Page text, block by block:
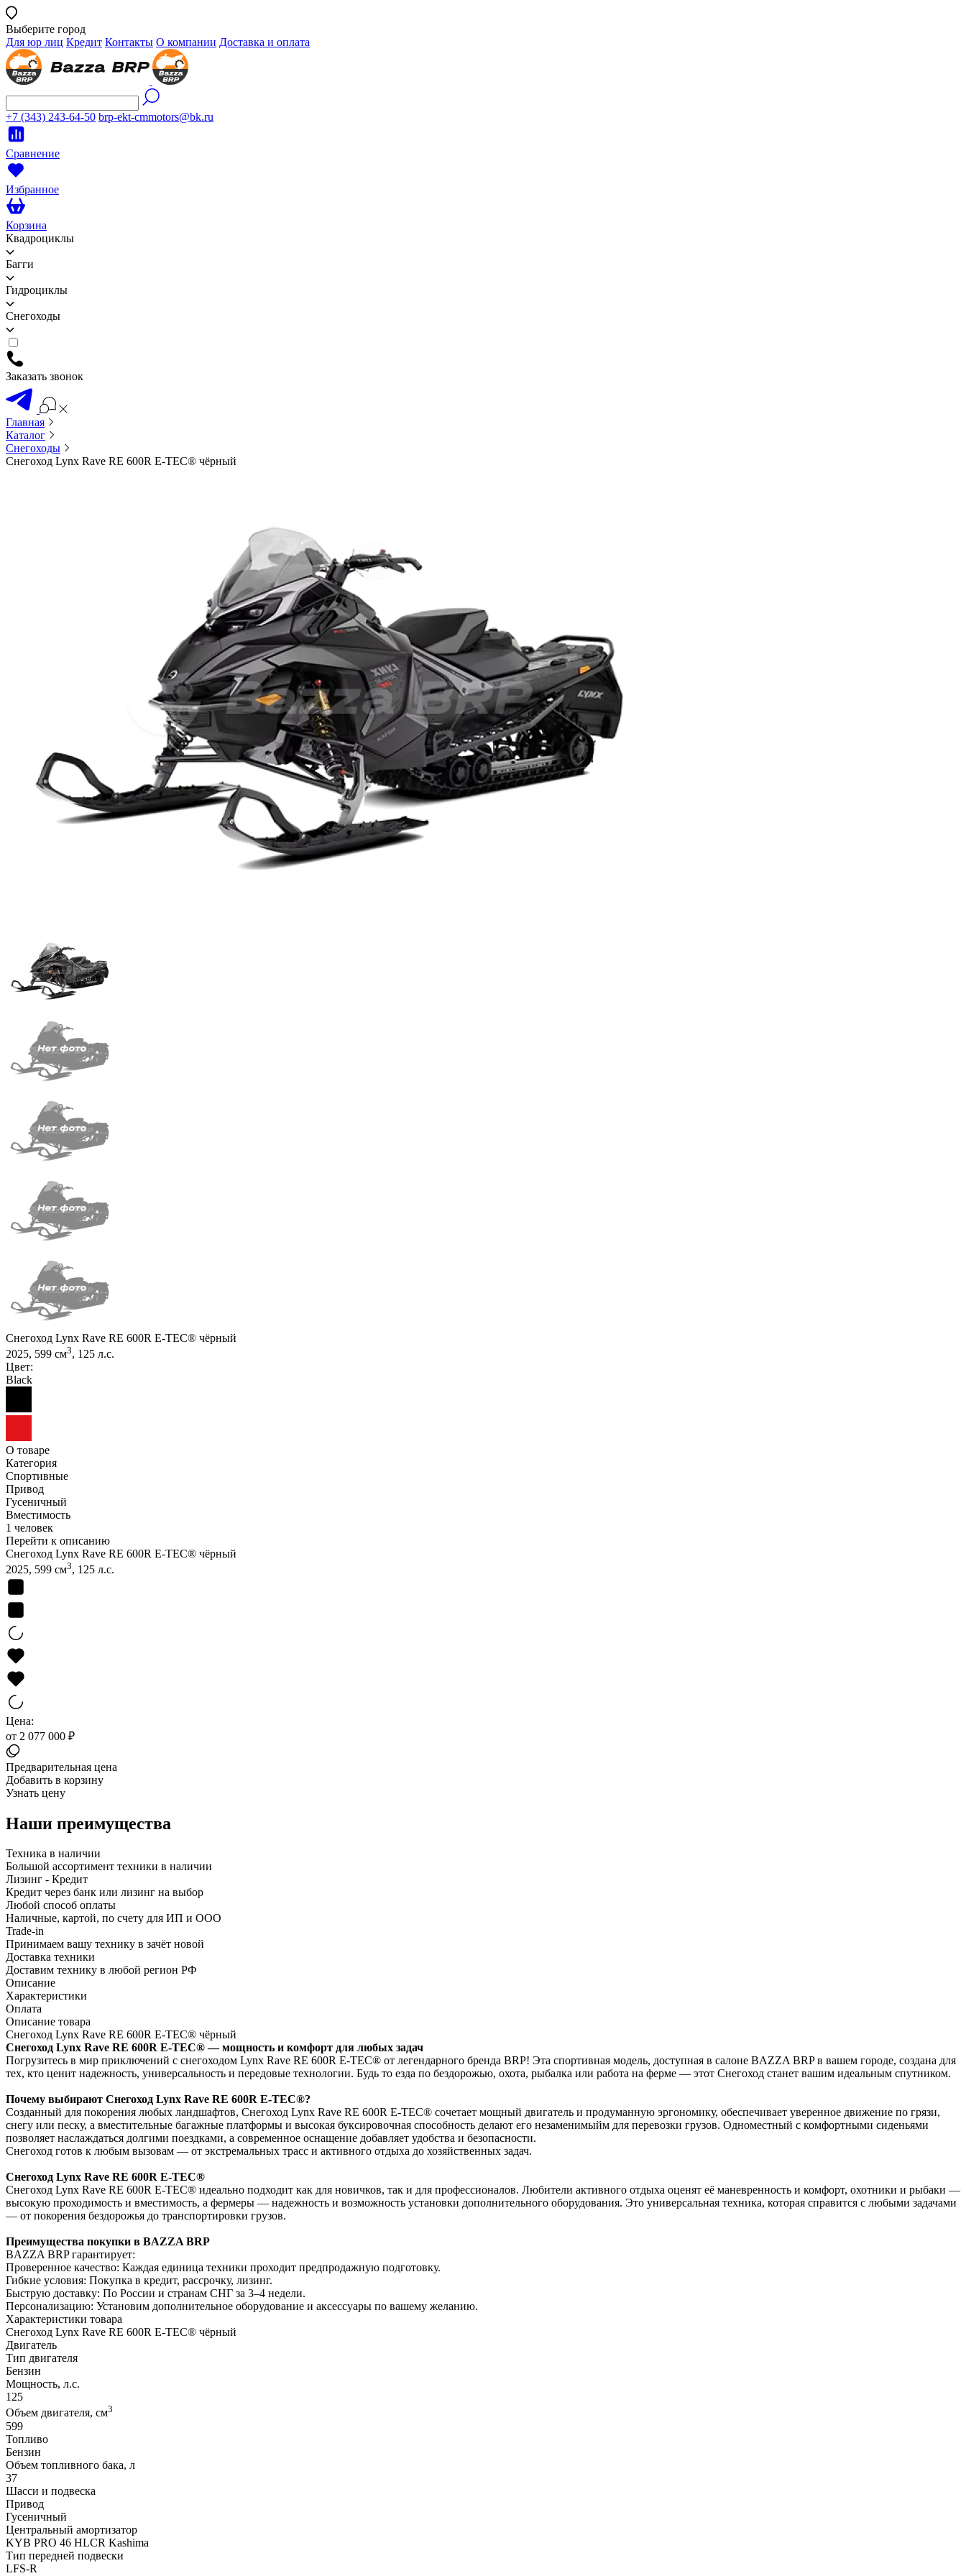
Выберите город
Для юр лиц Кредит Контакты О компании Доставка и оплата
+7 (343) 243-64-50 brp-ekt-cmmotors@bk.ru
Сравнение
Избранное
Корзина
Квадроциклы
Багги
Гидроциклы
Снегоходы
Заказать звонок
Главная
Каталог
Снегоходы
Снегоход Lynx Rave RE 600R E-TEC® чёрный
Снегоход Lynx Rave RE 600R E-TEC® чёрный
2025, 599 см3, 125 л.с.
Цвет:
Black
О товаре
Категория
Спортивные
Привод
Гусеничный
Вместимость
1 человек
Перейти к описанию
Снегоход Lynx Rave RE 600R E-TEC® чёрный
2025, 599 см3, 125 л.с.
Цена:
от 2 077 000 ₽
Предварительная цена
Добавить в корзину
Узнать цену
Наши преимущества
Техника в наличии
Большой ассортимент техники в наличии
Лизинг - Кредит
Кредит через банк или лизинг на выбор
Любой способ оплаты
Наличные, картой, по счету для ИП и ООО
Trade-in
Принимаем вашу технику в зачёт новой
Доставка техники
Доставим технику в любой регион РФ
Описание
Характеристики
Оплата
Описание товара
Снегоход Lynx Rave RE 600R E-TEC® чёрный
Снегоход Lynx Rave RE 600R E-TEC® — мощность и комфорт для любых задач
Погрузитесь в мир приключений с снегоходом Lynx Rave RE 600R E-TEC® от легендарного бренда BRP! Эта спортивная модель, доступная в салоне BAZZA BRP в вашем городе, создана для
тех, кто ценит надежность, универсальность и передовые технологии. Будь то езда по бездорожью, охота, рыбалка или работа на ферме — этот Снегоход станет вашим идеальным спутником.
Почему выбирают Снегоход Lynx Rave RE 600R E-TEC®?
Созданный для покорения любых ландшафтов, Снегоход Lynx Rave RE 600R E-TEC® сочетает мощный двигатель и продуманную эргономику, обеспечивает уверенное движение по грязи,
снегу или песку, а вместительные багажные платформы и высокая буксировочная способность делают его незаменимыйм для перевозки грузов. Одноместный с комфортными сиденьями
позволяет наслаждаться долгими поездками, а современное оснащение добавляет удобства и безопасности.
Снегоход готов к любым вызовам — от экстремальных трасс и активного отдыха до хозяйственных задач.
Снегоход Lynx Rave RE 600R E-TEC®
Снегоход Lynx Rave RE 600R E-TEC® идеально подходит как для новичков, так и для профессионалов. Любители активного отдыха оценят её маневренность и комфорт, охотники и рыбаки —
высокую проходимость и вместимость, а фермеры — надежность и возможность установки дополнительного оборудования. Это универсальная техника, которая справится с любыми задачами
— от покорения бездорожья до транспортировки грузов.
Преимущества покупки в BAZZA BRP
BAZZA BRP гарантирует:
Проверенное качество: Каждая единица техники проходит предпродажную подготовку.
Гибкие условия: Покупка в кредит, рассрочку, лизинг.
Быструю доставку: По России и странам СНГ за 3–4 недели.
Персонализацию: Установим дополнительное оборудование и аксессуары по вашему желанию.
Характеристики товара
Снегоход Lynx Rave RE 600R E-TEC® чёрный
Двигатель
Тип двигателя
Бензин
Мощность, л.с.
125
Объем двигателя, см3
599
Топливо
Бензин
Объем топливного бака, л
37
Шасси и подвеска
Привод
Гусеничный
Центральный амортизатор
KYB PRO 46 HLCR Kashima
Тип передней подвески
LFS-R